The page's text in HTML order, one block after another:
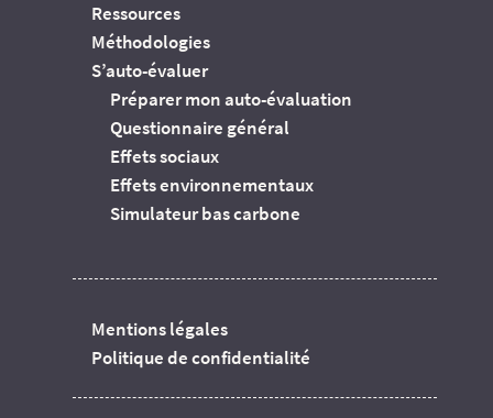
Ressources
Méthodologies
S’auto-évaluer
Préparer mon auto-évaluation
Questionnaire général
Effets sociaux
Effets environnementaux
Simulateur bas carbone
Mentions légales
Politique de confidentialité